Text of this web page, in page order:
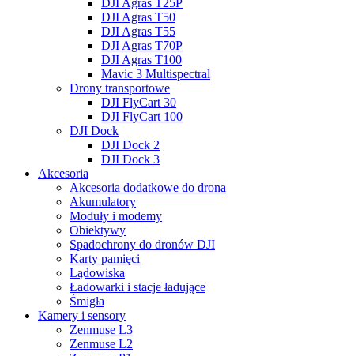
DJI Agras T25P
DJI Agras T50
DJI Agras T55
DJI Agras T70P
DJI Agras T100
Mavic 3 Multispectral
Drony transportowe
DJI FlyCart 30
DJI FlyCart 100
DJI Dock
DJI Dock 2
DJI Dock 3
Akcesoria
Akcesoria dodatkowe do drona
Akumulatory
Moduły i modemy
Obiektywy
Spadochrony do dronów DJI
Karty pamięci
Lądowiska
Ładowarki i stacje ładujące
Śmigła
Kamery i sensory
Zenmuse L3
Zenmuse L2